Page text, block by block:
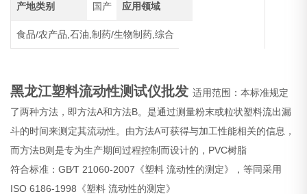
产地类别 国产 应用领域
食品/农产品,石油,制药/生物制药,综合
黑龙江塑料流动性测试仪批发 适用范围：本标准规定
了两种方法，即方法A和方法B。是通过测量粉末或粒状塑料流出漏
斗的时间来测定其流动性。由方法A可获得与加工性能相关的信息，
而方法B则是专为生产期间过程控制而设计的，PVC树脂
符合标准：GB∕T 21060-2007《塑料 流动性的测定》，等同采用
ISO 6186-1998《塑料 流动性的测定》